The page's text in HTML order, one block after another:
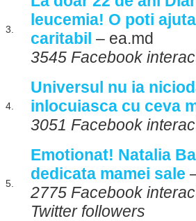
3.
leucemia! O poti
caritabil – ea.md
3545 Facebook
4.
Universul nu ia
inlocuiasca cu ceva
3051 Facebook
5.
Emotionat! Natalia
dedicata mamei sale
2775 Facebook
Twitter followers